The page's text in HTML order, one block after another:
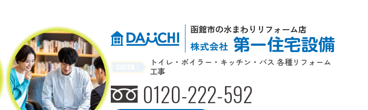
函館市の水まわりリフォーム店
トイレ・ボイラー・キッチン・バス 各種リフォーム
工事
0120-222-592